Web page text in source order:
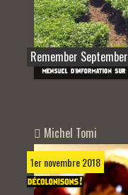
Remember September
Michel Tomi
1er novembre 2018